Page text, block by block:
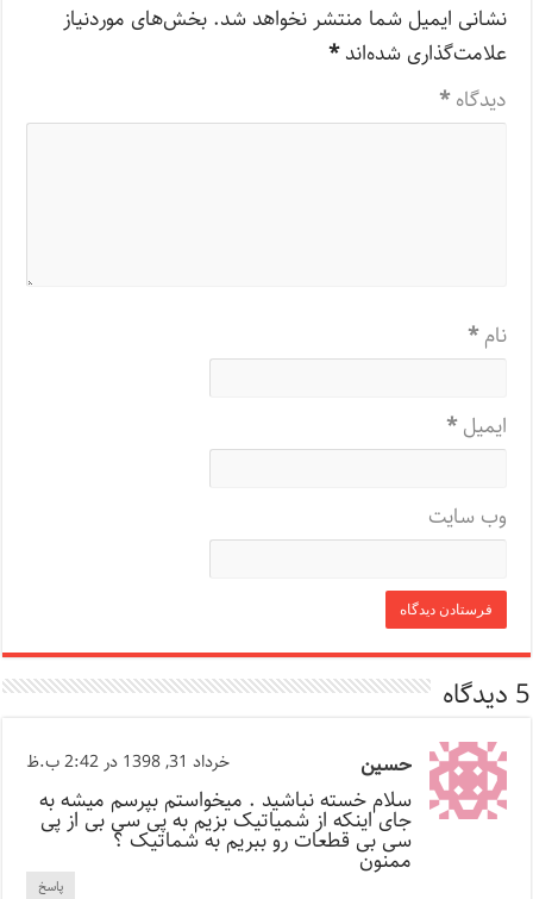
نشانی ایمیل شما منتشر نخواهد شد. بخش‌های موردنیاز
علامت‌گذاری شده‌اند*
دیدگاه*
نام*
ایمیل*
وب‌ سایت
5 دیدگاه
حسین خرداد 31, 1398 در 2:42 ب.ظ
سلام خسته نباشید . میخواستم بپرسم میشه به
جای اینکه از شمیاتیک بزیم به پی سی بی از پی
سی بی قطعات رو ببریم به شماتیک ؟
ممنون
پاسخ